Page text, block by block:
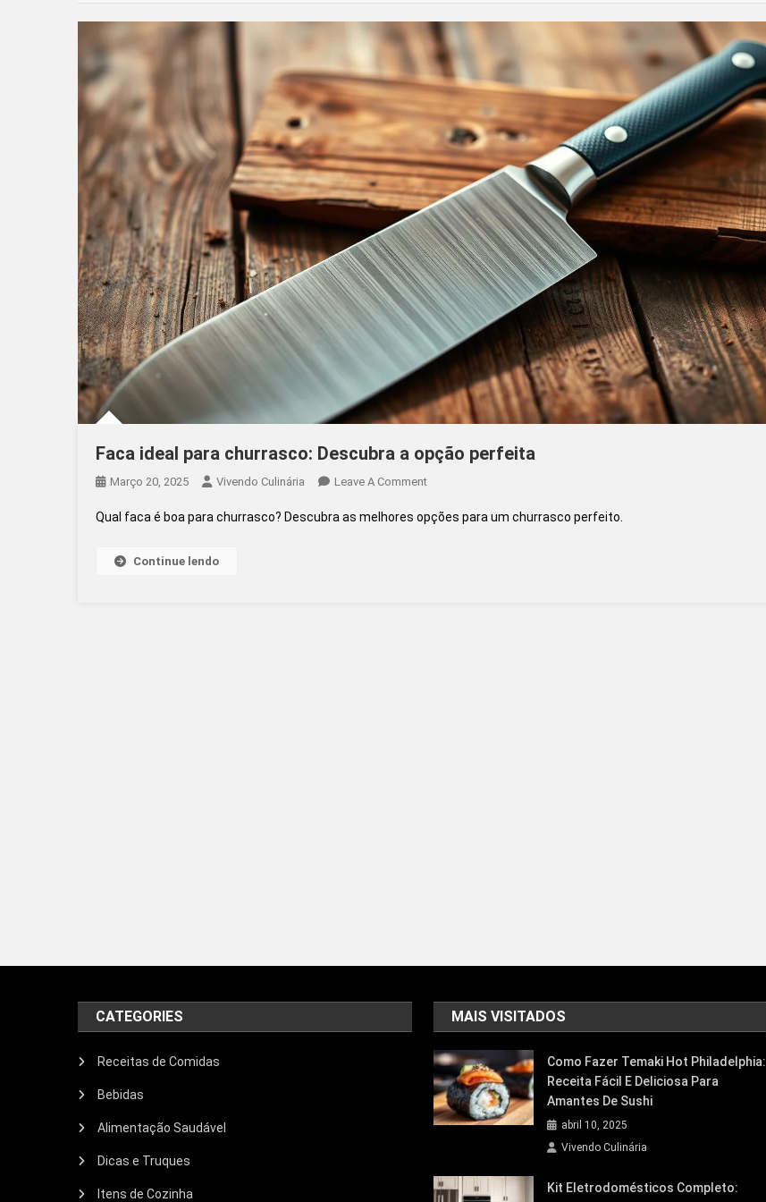
Faca ideal para churrasco: Descubra a opção perfeita
Março 20, 2025 Vivendo Culinária Leave A CommentOn
Ideal
Qual faca é boa para churrasco? Descubra as melhores opções para um churrasco perfeito.
Continue lendo
CATEGORIES
Receitas de Comidas
Bebidas
Alimentação Saudável
Dicas e Truques
Itens de Cozinha
MAIS VISITADOS
Como Fazer Temaki Hot Philadelphia:
Receita Fácil E Deliciosa Para
Amantes De Sushi
abril 10, 2025
Vivendo Culinária
Kit Eletrodomésticos Completo: